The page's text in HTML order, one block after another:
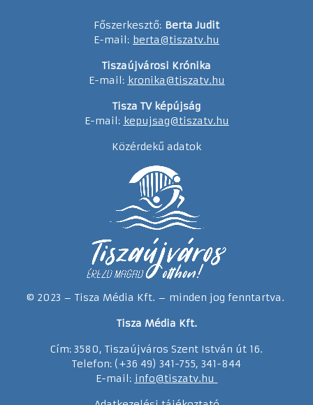
Főszerkesztő: Berta Judit
E-mail: berta@tiszatv.hu
Tiszaújvárosi Krónika
E-mail: kronika@tiszatv.hu
Tisza TV képújság
E-mail: kepujsag@tiszatv.hu
Közérdekű adatok
© 2023 – Tisza Média Kft. – minden jog fenntartva.
Tisza Média Kft.
Cím: 3580, Tiszaújváros Szent István út 16.
Telefon: (+36 49) 341-755, 341-844
E-mail: info@tiszatv.hu